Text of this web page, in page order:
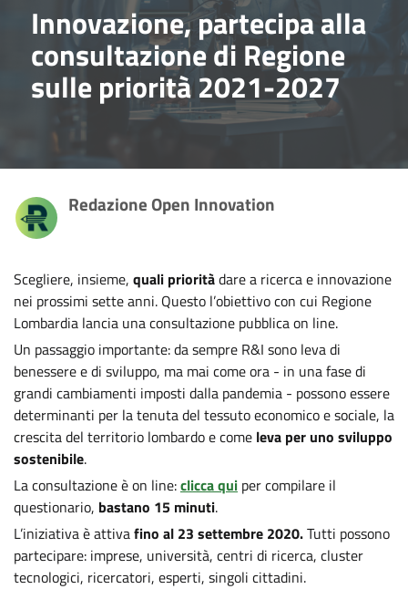
Innovazione, partecipa alla
consultazione di Regione
sulle priorità 2021-2027
Redazione Open Innovation
Scegliere, insieme, quali prioritàdare a ricerca e innovazione
nei prossimi sette anni. Questo l’obiettivo con cui Regione
Lombardia lancia una consultazione pubblica on line.
Un passaggio importante: da sempre R&I sono leva di
benessere e di sviluppo, ma mai come ora - in una fase di
grandi cambiamenti imposti dalla pandemia - possono essere
determinanti per la tenuta del tessuto economico e sociale, la
crescita del territorio lombardo e come leva per uno sviluppo
sostenibile.
La consultazione è on line:clicca qui per compilare il
questionario, bastano 15 minuti.
L’iniziativa è attivafino al 23 settembre 2020.Tutti possono
partecipare: imprese, università, centri di ricerca, cluster
tecnologici, ricercatori, esperti, singoli cittadini.